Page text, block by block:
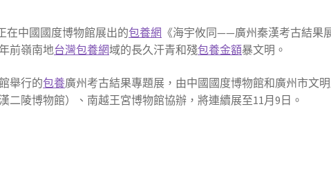
在中國國度博物館展出的包養網 《海宇攸同——廣州秦漢考古結果
前嶺南地台灣包養網域的長久汗青和殘包養金額暴文明。
舉行的包養廣州考古結果專題展，由中國國度博物館和廣州市文
陵博物館）、南越王宮博物館協辦，將連續展至11月9日。